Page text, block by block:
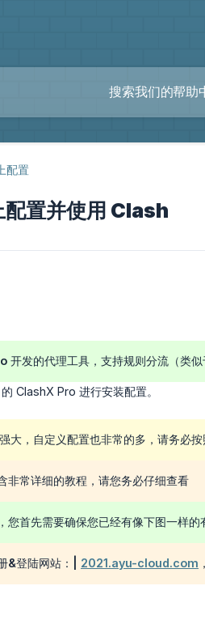
配置
置并使用 Clash
开发的代理工具，支持规则分流（类似
ClashX Pro 进行安装配置。
大，自定义配置也非常的多，请务必
非常详细的教程，请您务必仔细查看
您首先需要确保您已经有像下图一样的
&登陆网站：| 2021.ayu-cloud.com